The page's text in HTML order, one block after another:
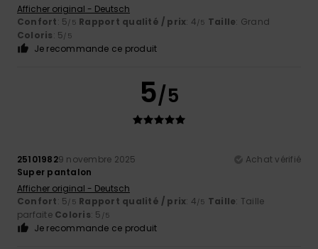
Afficher original - Deutsch
Confort: 5/5 Rapport qualité / prix: 4/5 Taille: Grand
Coloris: 5/5
Je recommande ce produit
5/5
251019829 novembre 2025
Achat vérifié
Super pantalon
Afficher original - Deutsch
Confort: 5/5 Rapport qualité / prix: 4/5 Taille: Taille
parfaite Coloris: 5 /5
Je recommande ce produit